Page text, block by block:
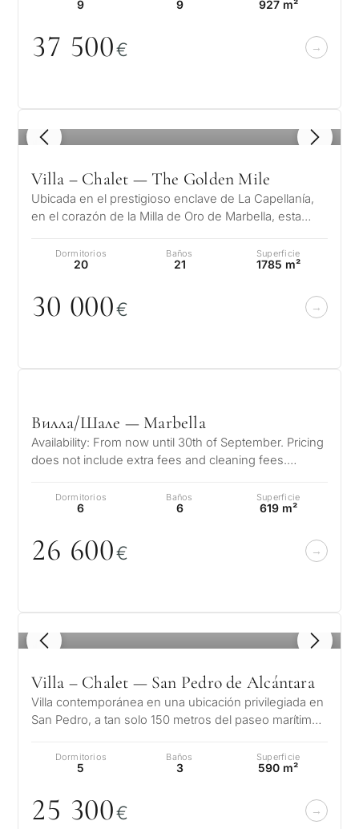
9 9 927 m²
37 500€
1 / 8
Villa – Chalet — The Golden Mile
Ubicada en el prestigioso enclave de La Capellanía,
en el corazón de la Milla de Oro de Marbella, esta
Dormitorios
20
Baños
21
Superficie
1785 m²
30 000€
Вилла/Шале — Marbella
Availability: From now until 30th of September. Pricing
does not include extra fees and cleaning fees.
Dormitorios
6
Baños
6
Superficie
619 m²
26 600€
1 / 8
Villa – Chalet — San Pedro de Alcántara
Villa contemporánea en una ubicación privilegiada en
San Pedro, a tan solo 150 metros del paseo marítimo
Dormitorios
5
Baños
3
Superficie
590 m²
25 300€